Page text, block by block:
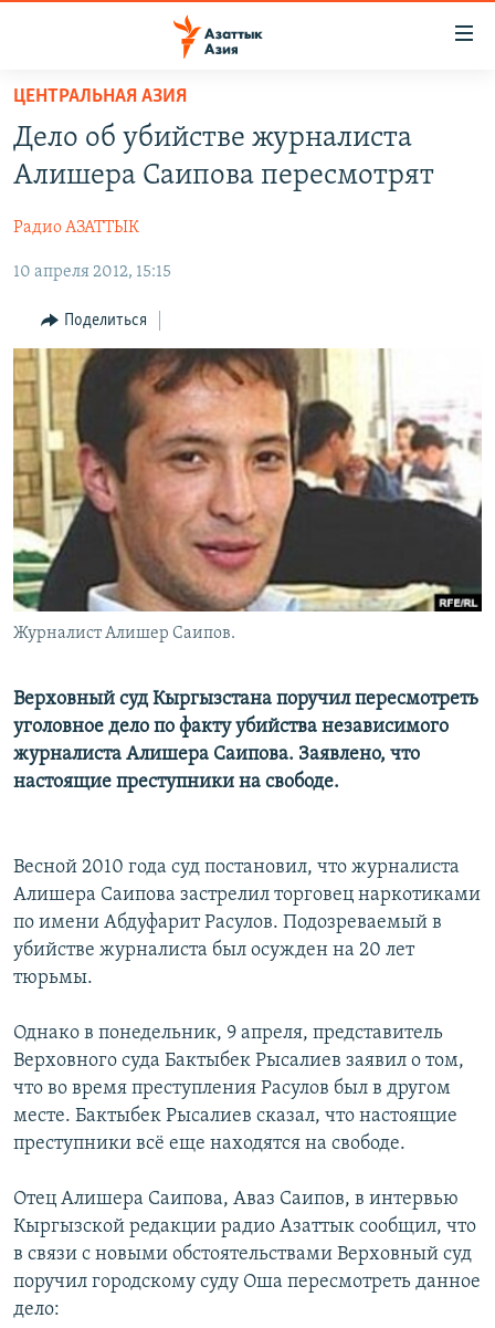
Вернуться
основному
содержанию
навигации
Вернутся
поиску
ЦЕНТРАЛЬНАЯ АЗИЯ
УЗБЕКИСТАН
ТАДЖИКИСТАН
НОВОСТИ
ВОЙНА В УКРАИНЕ
НА ДРУГИХ ЯЗЫКАХ
ҚАЗАҚША
КЫРГЫЗЧА
ЎЗБЕКЧА
ТОҶИКӢ
TÜRKMENÇE
Все сайты РСЕ/РС
ЦЕНТРАЛЬНАЯ АЗИЯ
Дело об убийстве журналиста
Алишера Саипова пересмотрят
Радио АЗАТТЫК
10 апреля 2012, 15:15
Поделиться
Журналист Алишер Саипов.
Верховный суд Кыргызстана поручил пересмотреть
уголовное дело по факту убийства независимого
журналиста Алишера Саипова. Заявлено, что
настоящие преступники на свободе.
Весной 2010 года суд постановил, что журналиста
Алишера Саипова застрелил торговец наркотиками
по имени Абдуфарит Расулов. Подозреваемый в
убийстве журналиста был осужден на 20 лет
тюрьмы.
Однако в понедельник, 9 апреля, представитель
Верховного суда Бактыбек Рысалиев заявил о том,
что во время преступления Расулов был в другом
месте. Бактыбек Рысалиев сказал, что настоящие
преступники всё еще находятся на свободе.
Отец Алишера Саипова, Аваз Саипов, в интервью
Кыргызской редакции радио Азаттык сообщил, что
в связи с новыми обстоятельствами Верховный суд
поручил городскому суду Оша пересмотреть данное
дело: